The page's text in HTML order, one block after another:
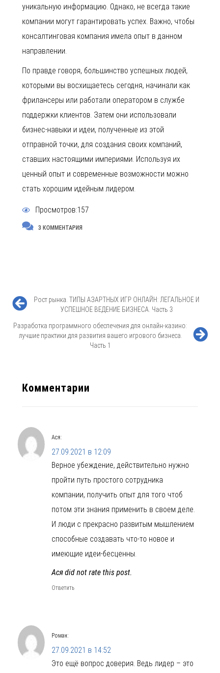
уникальную информацию. Однако, не всегда такие
компании могут гарантировать успех. Важно, чтобы
консалтинговая компания имела опыт в данном
направлении.
По правде говоря, большинство успешных людей,
которыми вы восхищаетесь сегодня, начинали как
фрилансеры или работали оператором в службе
поддержки клиентов. Затем они использовали
бизнес-навыки и идеи, полученные из этой
отправной точки, для создания своих компаний,
ставших настоящими империями. Используя их
ценный опыт и современные возможности можно
стать хорошим идейным лидером.
Просмотров:157
3 КОММЕНТАРИЯ
Рост рынка. ТИПЫ АЗАРТНЫХ ИГР ОНЛАЙН: ЛЕГАЛЬНОЕ И
УСПЕШНОЕ ВЕДЕНИЕ БИЗНЕСА. Часть 3
Разработка программного обеспечения для онлайн-казино:
лучшие практики для развития вашего игрового бизнеса.
Часть 1
Комментарии
Ася:
27.09.2021 в 12:09
Верное убеждение, действительно нужно
пройти путь простого сотрудника
компании, получить опыт для того чтоб
потом эти знания применить в своем деле.
И люди с прекрасно развитым мышлением
способные создавать что-то новое и
имеющие идеи-бесценны.
Ася did not rate this post.
Ответить
Роман:
27.09.2021 в 14:52
Это ещё вопрос доверия. Ведь лидер – это